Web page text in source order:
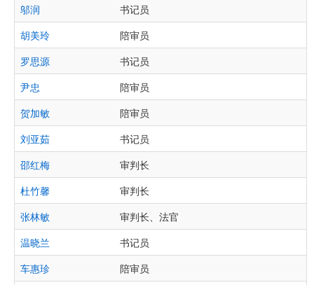
邬润
书记员
胡美玲
陪审员
罗思源
书记员
尹忠
陪审员
贺加敏
陪审员
刘亚茹
书记员
邵红梅
审判长
杜竹馨
审判长
张林敏
审判长、法官
温晓兰
书记员
车惠珍
陪审员